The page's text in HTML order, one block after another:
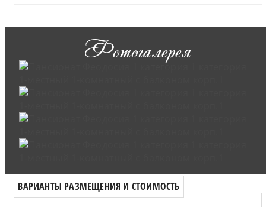
Фотогалерея
ВАРИАНТЫ РАЗМЕЩЕНИЯ И СТОИМОСТЬ